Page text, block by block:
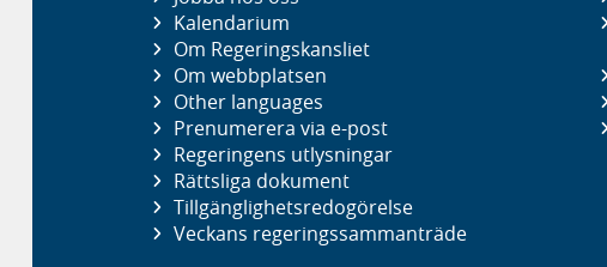
Kalendarium
Om Regeringskansliet
Om webbplatsen
Other languages
Prenumerera via e-post
Regeringens utlysningar
Rättsliga dokument
Tillgänglighetsredogörelse
Veckans regeringssammanträde